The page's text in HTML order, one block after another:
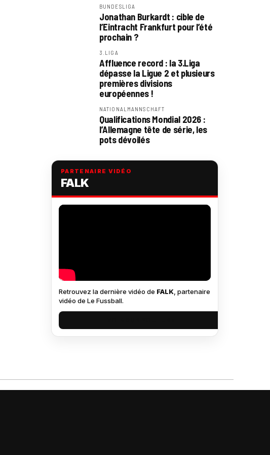
BUNDESLIGA
Jonathan Burkardt : cible de
l’Eintracht Frankfurt pour l’été
prochain ?
3.LIGA
Affluence record : la 3.Liga
dépasse la Ligue 2 et plusieurs
premières divisions
européennes !
NATIONALMANNSCHAFT
Qualifications Mondial 2026 :
l’Allemagne tête de série, les
pots dévoilés
PARTENAIRE VIDÉO
FALK
Retrouvez la dernière vidéo de FALK , partenaire
vidéo de Le Fussball.